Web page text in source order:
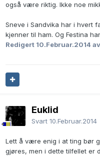
også være riktig. Ikke noe
Sneve i Sandvika har i hvert
kjenner til ham. Og Festina
Redigert 10.Februar.2014
Euklid
Svart 10.Februar.2014
Lett å være enig i at ting bør
gjøres, men i dette tilfellet er